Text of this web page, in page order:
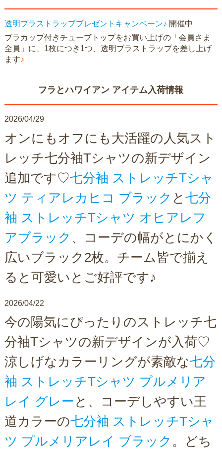
透明ブラストラッププレゼントキャンペーン♪ 開催中
ブラカップ付きチューブトップをお買い上げの「会員さま
全員」に、1枚につき1つ、透明ブラストラップを差し上げ
ます♪
フラとハワイアン アイテム入荷情報
2026/04/29
オンにもオフにも大活躍の人気スト
レッチ七分袖Tシャツの新デザイン
追加です♡七分袖 ストレッチTシャ
ツ ティアレカヒコ ブラック と 七分
袖 ストレッチTシャツ オヒアレフ
アブラック 、コーデの幅がとにかく
広いブラック2枚。チーム皆で揃え
ると可愛いとご好評です♪
2026/04/22
今の陽気にぴったりのストレッチ七
分袖Tシャツの新デザインが入荷♡
涼しげなカラーリングが素敵な七分
袖 ストレッチTシャツ プルメリア
レイ グレー と、コーデしやすい王
道カラーの七分袖 ストレッチTシャ
ツ プルメリアレイ ブラック 。どち